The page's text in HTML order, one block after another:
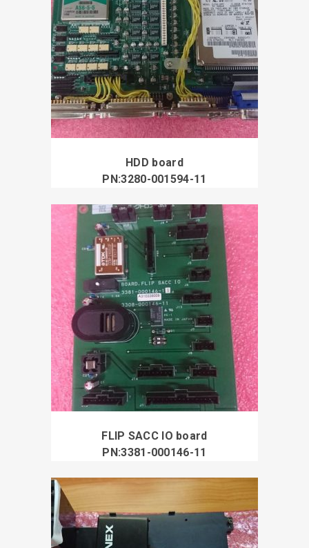
HDD board
PN:3280-001594-11
FLIP SACC IO board
PN:3381-000146-11